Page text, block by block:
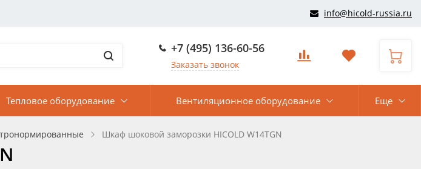
info@hicold-russia.ru
+7 (495) 136-60-56
Заказать звонок
Тепловое оборудование Вентиляционное оборудование Еще
Шкаф шоковой заморозки HICOLD W14TGN